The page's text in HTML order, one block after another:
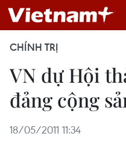
CHÍNH TRỊ
VN dự Hội
đảng cộng
18/05/2011 11:34